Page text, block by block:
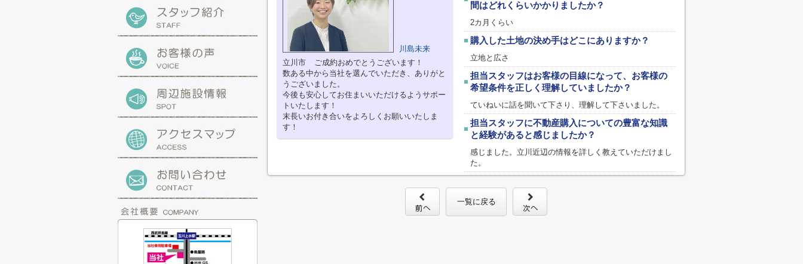
川島未来
立川市 ご成約おめでとうございます！
数ある中から当社を選んでいただき、ありがと
うございました。
今後も安心してお住まいいただけるようサポー
トいたします！
末長いお付き合いをよろしくお願いいたしま
す！
間はどれくらいかかりましたか？
2カ月くらい
購入した土地の決め手はどこにありますか？
立地と広さ
担当スタッフはお客様の目線になって、お客様の
希望条件を正しく理解していましたか？
ていねいに話を聞いて下さり、理解して下さいました。
担当スタッフに不動産購入についての豊富な知識
と経験があると感じましたか？
感じました。立川近辺の情報を詳しく教えていただけまし
た。
一覧に戻る